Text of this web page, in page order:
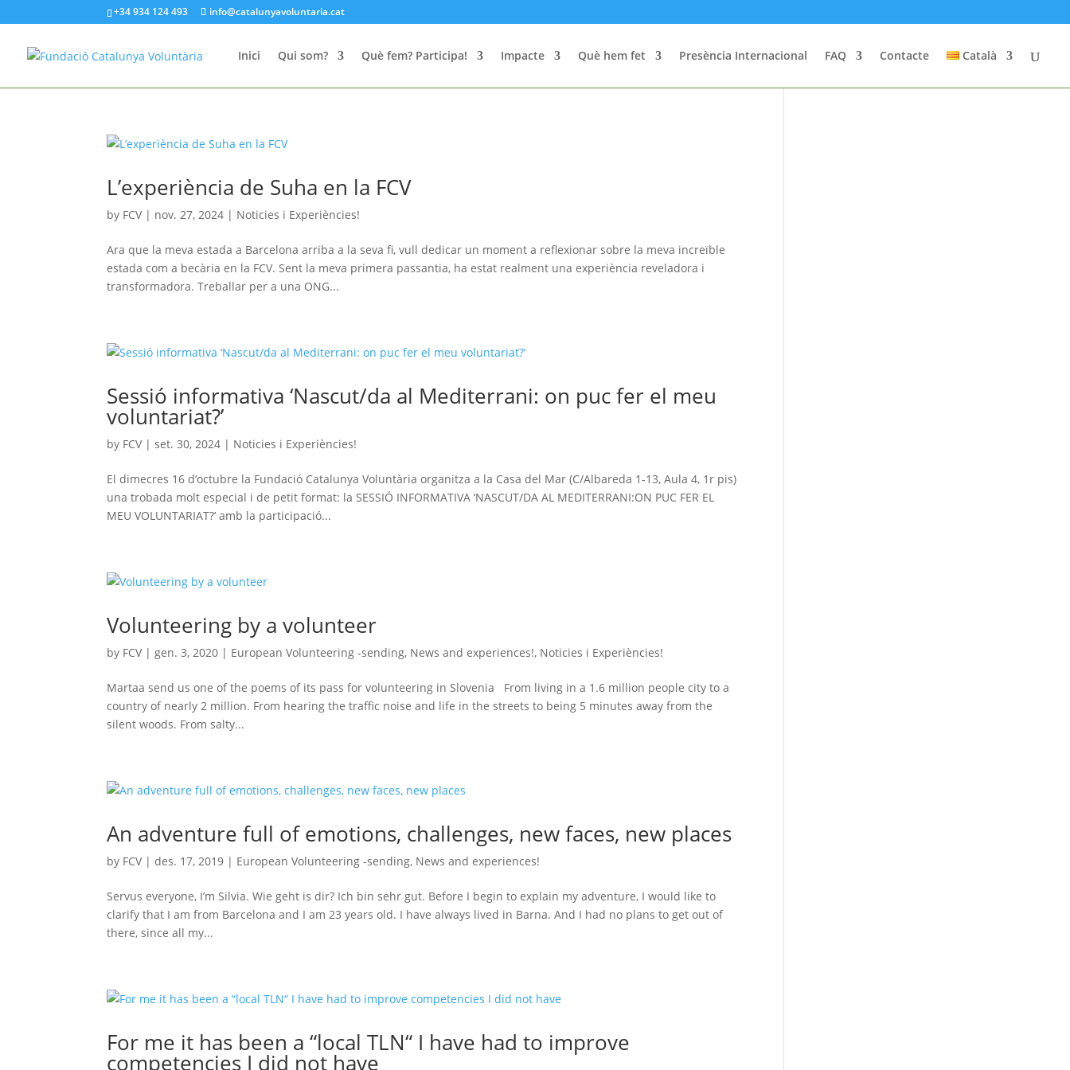
+34 934 124 493 info@catalunyavoluntaria.cat
Inici Qui som? Què fem? Participa! Impacte Què hem fet Presència Internacional FAQ Contacte Català
L’experiència de Suha en la FCV
by FCV | nov. 27, 2024 | Noticies i Experiències!
Ara que la meva estada a Barcelona arriba a la seva fi, vull dedicar un moment a reflexionar sobre la meva increïble
estada com a becària en la FCV. Sent la meva primera passantia, ha estat realment una experiència reveladora i
transformadora. Treballar per a una ONG...
Sessió informativa ‘Nascut/da al Mediterrani: on puc fer el meu
voluntariat?’
by FCV |set. 30, 2024 | Noticies i Experiències!
El dimecres 16 d’octubre la Fundació Catalunya Voluntària organitza a la Casa del Mar (C/Albareda 1-13, Aula 4, 1r pis)
una trobada molt especial i de petit format: la SESSIÓ INFORMATIVA ‘NASCUT/DA AL MEDITERRANI:ON PUC FER EL
MEU VOLUNTARIAT?’ amb la participació...
Volunteering by a volunteer
by FCV |gen. 3, 2020 | European Volunteering -sending, News and experiences!, Noticies i Experiències!
Martaa send us one of the poems of its pass for volunteering in Slovenia From living in a 1.6 million people city to a
country of nearly 2 million. From hearing the traffic noise and life in the streets to being 5 minutes away from the
silent woods. From salty...
An adventure full of emotions, challenges, new faces, new places
by FCV |des. 17, 2019 | European Volunteering -sending, News and experiences!
Servus everyone, I’m Silvia. Wie geht is dir? Ich bin sehr gut. Before I begin to explain my adventure, I would like to
clarify that I am from Barcelona and I am 23 years old. I have always lived in Barna. And I had no plans to get out of
there, since all my...
For me it has been a “local TLN“ I have had to improve
competencies I did not have